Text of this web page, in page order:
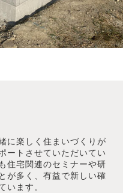
に楽しく住まいづくりが
ートさせていただいてい
住宅関連のセミナーや研
が多く、有益で新しい確
います。